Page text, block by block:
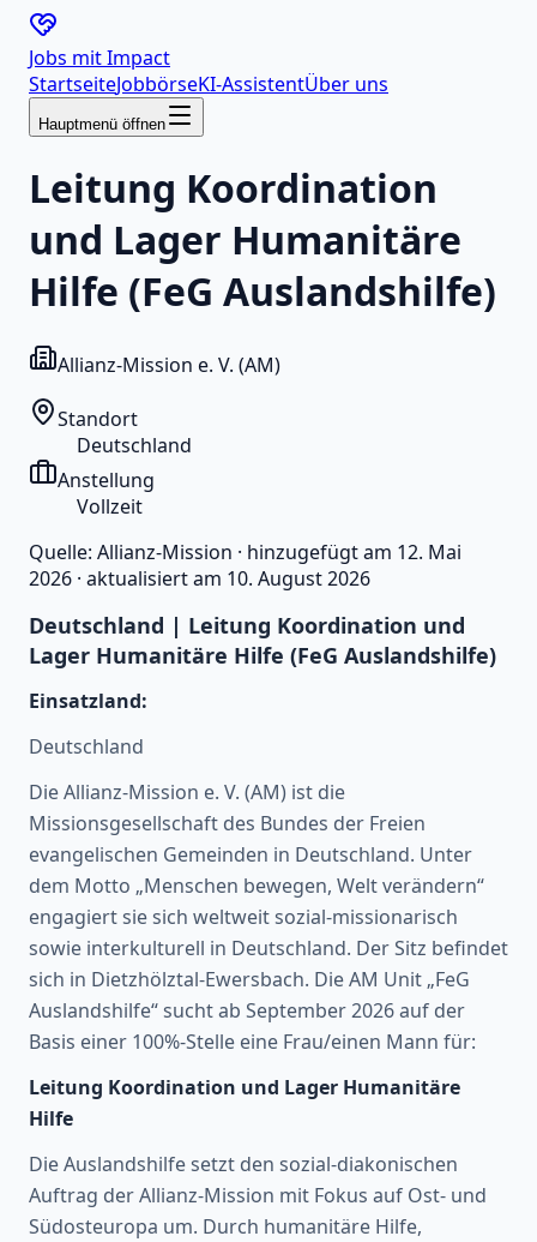
Jobs mitImpact
StartseiteJobbörseKI-AssistentÜber uns
Hauptmenü öffnen
Leitung Koordination
und Lager Humanitäre
Hilfe (FeG Auslandshilfe)
Allianz-Mission e. V. (AM)
Standort
Deutschland
Anstellung
Vollzeit
Quelle: Allianz-Mission · hinzugefügt am 12. Mai
2026 · aktualisiert am 10. August 2026
Deutschland | Leitung Koordination und
Lager Humanitäre Hilfe (FeG Auslandshilfe)
Einsatzland:
Deutschland
Die Allianz-Mission e. V. (AM) ist die
Missionsgesellschaft des Bundes der Freien
evangelischen Gemeinden in Deutschland. Unter
dem Motto „Menschen bewegen, Welt verändern“
engagiert sie sich weltweit sozial-missionarisch
sowie interkulturell in Deutschland. Der Sitz befindet
sich in Dietzhölztal-Ewersbach. Die AM Unit „FeG
Auslandshilfe“ sucht ab September 2026 auf der
Basis einer 100%-Stelle eine Frau/einen Mann für:
Leitung Koordination und Lager Humanitäre
Hilfe
Die Auslandshilfe setzt den sozial-diakonischen
Auftrag der Allianz-Mission mit Fokus auf Ost- und
Südosteuropa um. Durch humanitäre Hilfe,